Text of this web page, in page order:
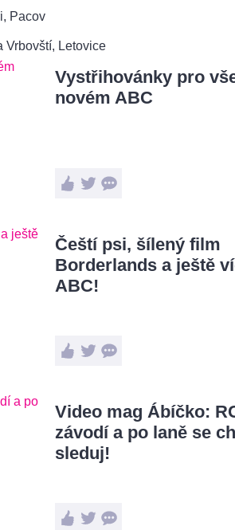
Pacov
Vrbovští, Letovice
Vystřihovánky pro
novém ABC
Čeští psi, šílený film
Borderlands a ještě
ABC!
Video mag Ábíčko:
závodí a po laně se
sleduj!